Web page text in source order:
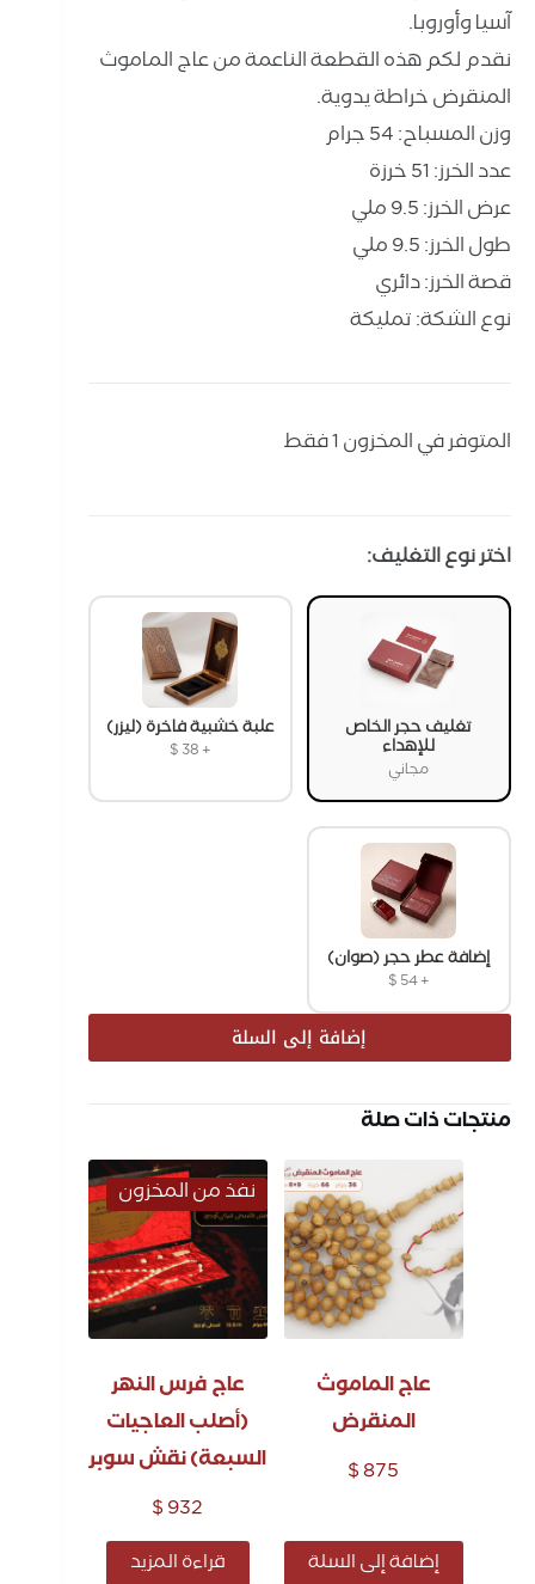
آسيا وأوروبا.
نقدم لكم هذه القطعة الناعمة من عاج الماموث
المنقرض خراطة يدوية.
وزن المسباح: 54 جرام
عدد الخرز: 51 خرزة
عرض الخرز: 9.5 ملي
طول الخرز: 9.5 ملي
قصة الخرز: دائري
نوع الشكة: تمليكة
المتوفر في المخزون 1 فقط
اختر نوع التغليف:
تغليف حجر الخاص
للإهداء
مجاني
علبة خشبية فاخرة (ليزر)
+
$38
إضافة عطر حجر (صوان)
+
$54
إضافة إلى السلة
منتجات ذات صلة
عاج الماموث
المنقرض
$875
إضافة إلى السلة
نفذ من المخزون
عاج فرس النهر
(أصلب العاجيات
السبعة) نقش سوبر
$932
قراءة المزيد